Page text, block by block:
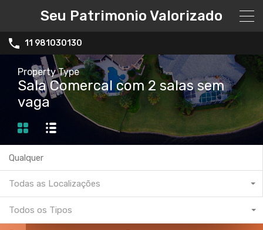
Seu Patrimonio Valorizado
11 981030130
Property Type
Sala Comercal com 2 salas sem
vaga
Todas as Localizações
Todos os Tipos